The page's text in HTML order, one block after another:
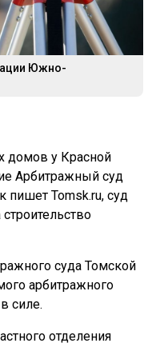
Южно-
домов у Красной
Арбитражный суд
пишет Tomsk.ru, суд
суда Томской
арбитражного
силе.
отделения